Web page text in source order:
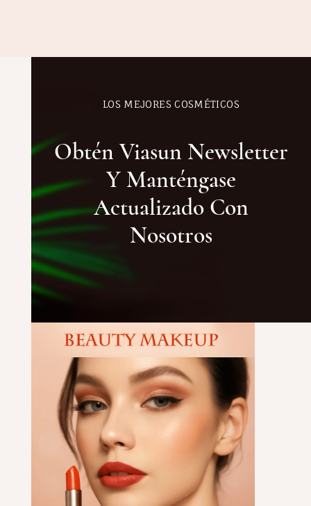
LOS MEJORES COSMÉTICOS
Obtén Viasun Newsletter
Y Manténgase
Actualizado Con
Nosotros